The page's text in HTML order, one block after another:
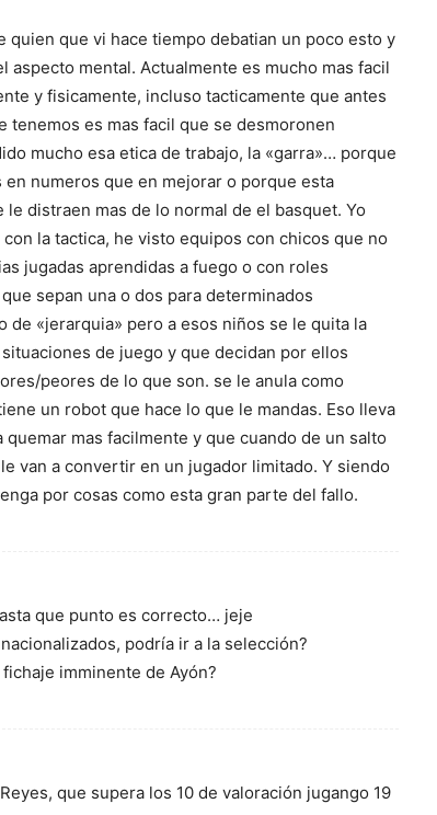
quien que vi hace tiempo debatian un poco esto y
aspecto mental. Actualmente es mucho mas facil
y fisicamente, incluso tacticamente que antes
tenemos es mas facil que se desmoronen
mucho esa etica de trabajo, la «garra»… porque
en numeros que en mejorar o porque esta
distraen mas de lo normal de el basquet. Yo
la tactica, he visto equipos con chicos que no
jugadas aprendidas a fuego o con roles
sepan una o dos para determinados
de «jerarquia» pero a esos niños se le quita la
de juego y que decidan por ellos
peores de lo que son. se le anula como
un robot que hace lo que le mandas. Eso lleva
mas facilmente y que cuando de un salto
van a convertir en un jugador limitado. Y siendo
por cosas como esta gran parte del fallo.
que punto es correcto… jeje
podría ir a la selección?
imminente de Ayón?
que supera los 10 de valoración jugango 19